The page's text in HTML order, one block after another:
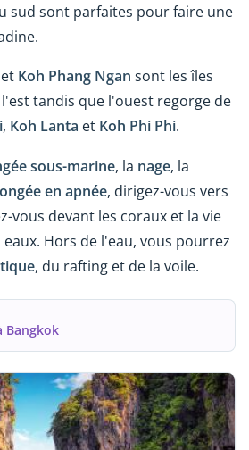
sud sont parfaites pour faire une
et Koh Phang Ngan sont les îles
tandis que l'ouest regorge de
, Koh Lanta et Koh Phi Phi.
sous-marine, la nage, la
en apnée, dirigez-vous vers
vous devant les coraux et la vie
Hors de l'eau, vous pourrez
, du rafting et de la voile.
Bangkok